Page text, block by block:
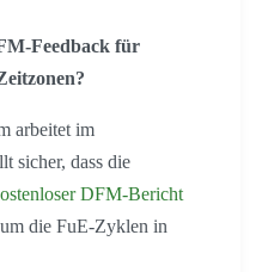
Feedback für
arbeitet im
sicher, dass die
DFM-Bericht
die FuE-Zyklen in